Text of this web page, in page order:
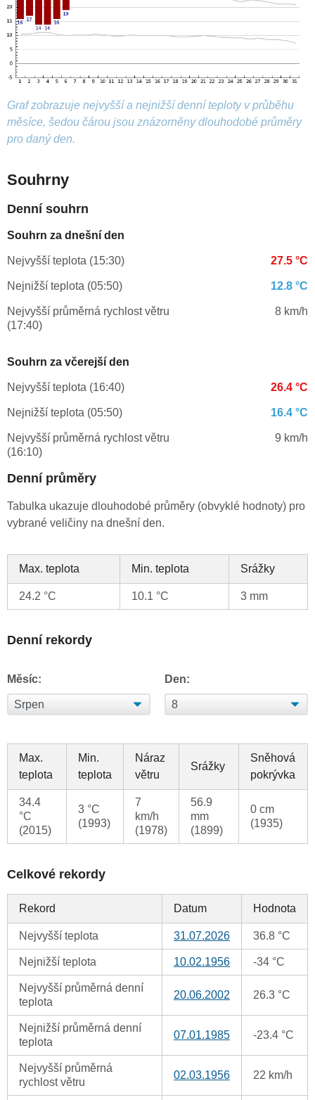
Graf zobrazuje nejvyšší a nejnižší denní teploty v průběhu
měsíce, šedou čárou jsou znázorněny dlouhodobé průměry
pro daný den.
Souhrny
Denní souhrn
Souhrn za dnešní den
Nejvyšší teplota (15:30) 27.5 °C
Nejnižší teplota (05:50) 12.8 °C
Nejvyšší průměrná rychlost větru
(17:40)
8 km/h
Souhrn za včerejší den
Nejvyšší teplota (16:40) 26.4 °C
Nejnižší teplota (05:50) 16.4 °C
Nejvyšší průměrná rychlost větru
(16:10)
9 km/h
Denní průměry
Tabulka ukazuje dlouhodobé průměry (obvyklé hodnoty) pro
vybrané veličiny na dnešní den.
Max. teplota Min. teplota Srážky
24.2 °C 10.1 °C 3 mm
Denní rekordy
Měsíc: Den:
Max.
teplota
Min.
teplota
Náraz
větru
Srážky
Sněhová
pokrývka
34.4
°C
(2015)
3 °C
(1993)
7
km/h
(1978)
56.9
mm
(1899)
0 cm
(1935)
Celkové rekordy
Rekord Datum Hodnota
Nejvyšší teplota 31.07.2026 36.8 °C
Nejnižší teplota 10.02.1956 -34 °C
Nejvyšší průměrná denní
teplota
20.06.2002 26.3 °C
Nejnižší průměrná denní
teplota
07.01.1985 -23.4 °C
Nejvyšší průměrná
rychlost větru
02.03.1956 22 km/h